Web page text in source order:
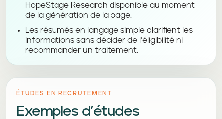
HopeStage Research disponible au moment
de la génération de la page.
Les résumés en langage simple clarifient les
informations sans décider de l’éligibilité ni
recommander un traitement.
ÉTUDES EN RECRUTEMENT
Exemples d’études